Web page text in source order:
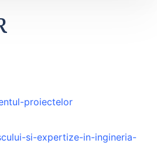
proiectelor
si-expertize-in-ingineria-